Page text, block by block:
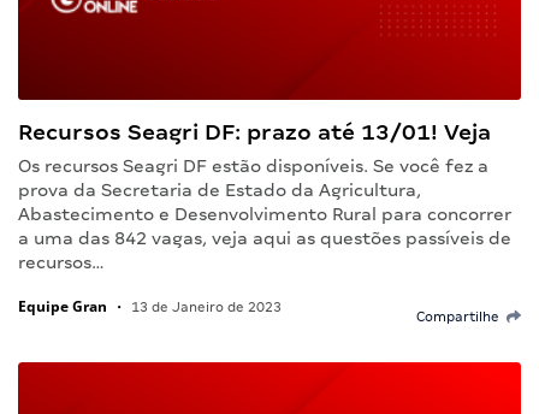
Recursos Seagri DF: prazo até 13/01! Veja
Os recursos Seagri DF estão disponíveis. Se você fez a
prova da Secretaria de Estado da Agricultura,
Abastecimento e Desenvolvimento Rural para concorrer
a uma das 842 vagas, veja aqui as questões passíveis de
recursos…
Equipe Gran • 13 de Janeiro de 2023
Compartilhe